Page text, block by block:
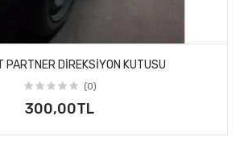
PARTNER DIREKSIYON KUTUSU
(0)
300,00TL